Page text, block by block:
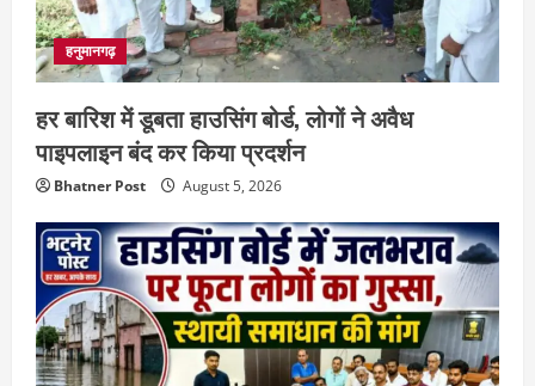
हनुमानगढ़
हर बारिश में डूबता हाउसिंग बोर्ड, लोगों ने अवैध
पाइपलाइन बंद कर किया प्रदर्शन
Bhatner Post August 5, 2026